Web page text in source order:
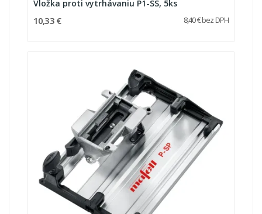
Vložka proti vytrhávaniu P1-SS, 5ks
10,33 € 8,40 € bez DPH